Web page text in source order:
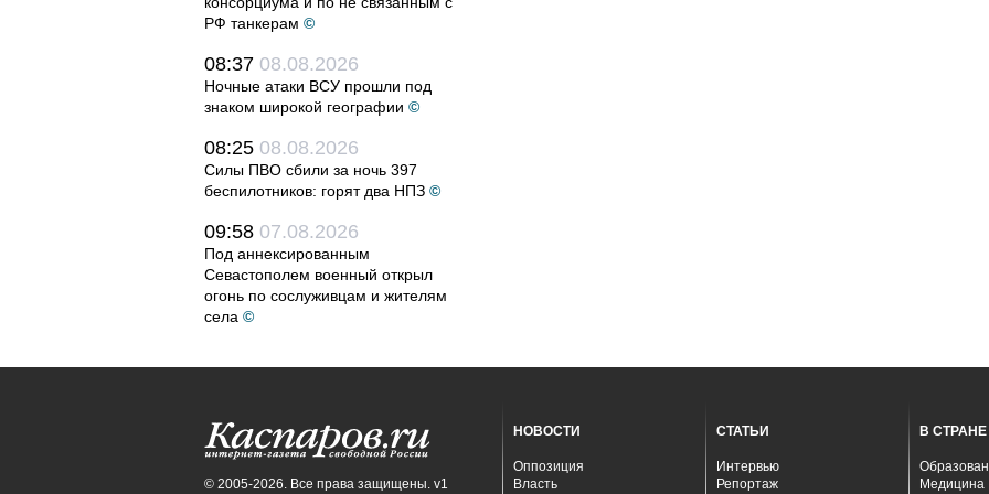
РФ танкерам ©
08:37 08.08.2026
Ночные атаки ВСУ прошли под
знаком широкой географии ©
08:25 08.08.2026
Силы ПВО сбили за ночь 397
беспилотников: горят два НПЗ ©
09:58 07.08.2026
Под аннексированным
Севастополем военный открыл
огонь по сослуживцам и жителям
села ©
© 2005-2026. Все права защищены. v1
НОВОСТИ
Оппозиция
Власть
СТАТЬИ
Интервью
Репортаж
В СТРАНЕ
Медицина